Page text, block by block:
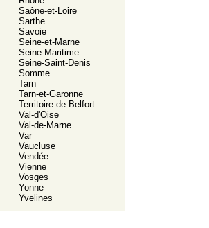
Saône-et-Loire
Sarthe
Savoie
Seine-et-Marne
Seine-Maritime
Seine-Saint-Denis
Somme
Tarn
Tarn-et-Garonne
Territoire de Belfort
Val-d'Oise
Val-de-Marne
Var
Vaucluse
Vendée
Vienne
Vosges
Yonne
Yvelines